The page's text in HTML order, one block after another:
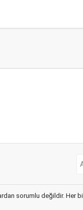
sorumlu değildir. Her